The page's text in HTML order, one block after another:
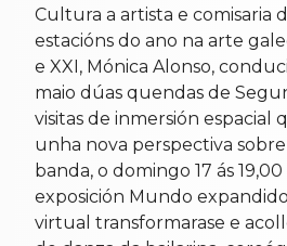
Cultura a artista e comisaria
estacións do ano na arte
e XXI, Mónica Alonso,
maio dúas quendas de
visitas de inmersión espacial
unha nova perspectiva
banda, o domingo 17 ás 19,00
exposición Mundo
virtual transformarase e